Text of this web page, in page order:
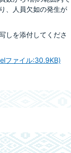
、人員欠如の発生が
しを添付してくださ
ファイル:30.9KB)